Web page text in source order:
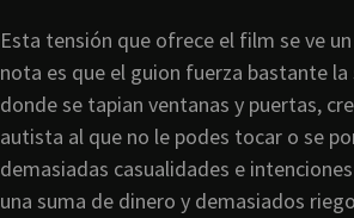
Esta tensión que ofrece el film se ve
nota es que el guion fuerza bastante
donde se tapian ventanas y puertas,
autista al que no le podes tocar o se
demasiadas casualidades e
una suma de dinero y demasiados